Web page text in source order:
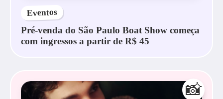
Eventos
Pré-venda do São Paulo Boat Show começa
com ingressos a partir de R$ 45
📸